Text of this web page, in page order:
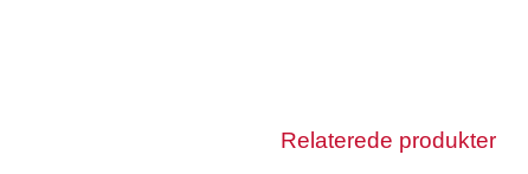
Relaterede produkter